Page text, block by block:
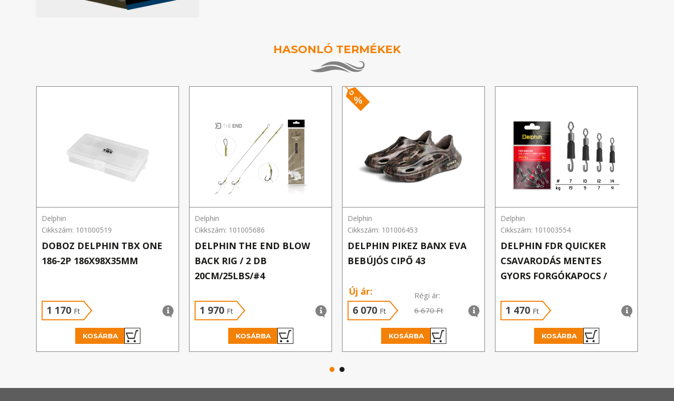
HASONLÓ TERMÉKEK
Delphin
Cikkszám: 101000519
DOBOZ DELPHIN TBX ONE
186-2P 186X98X35MM
1 170 Ft
KOSÁRBA
Delphin
Cikkszám: 101005686
DELPHIN THE END BLOW
BACK RIG / 2 DB
20CM/25LBS/#4
1 970 Ft
KOSÁRBA
%
Delphin
Cikkszám: 101006453
DELPHIN PIKEZ BANX EVA
BEBÚJÓS CIPŐ 43
Új ár:
6 070 Ft
Régi ár:
6 670 Ft
KOSÁRBA
Delphin
Cikkszám: 101003554
DELPHIN FDR QUICKER
CSAVARODÁS MENTES
GYORS FORGÓKAPOCS /
1 470 Ft
KOSÁRBA